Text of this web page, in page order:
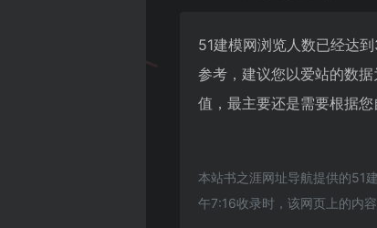
51建模网浏览人数已经达
参考，建议您以爱站的数
值，最主要还是需要根据
本站书之涯网址导航提供的51
午7:16收录时，该网页上的内